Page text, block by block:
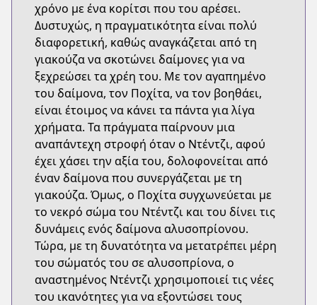
χρόνο με ένα κορίτσι που του αρέσει.
Δυστυχώς, η πραγματικότητα είναι πολύ
διαφορετική, καθώς αναγκάζεται από τη
γιακούζα να σκοτώνει δαίμονες για να
ξεχρεώσει τα χρέη του. Με τον αγαπημένο
του δαίμονα, τον Ποχίτα, να τον βοηθάει,
είναι έτοιμος να κάνει τα πάντα για λίγα
χρήματα. Τα πράγματα παίρνουν μια
αναπάντεχη στροφή όταν ο Ντέντζι, αφού
έχει χάσει την αξία του, δολοφονείται από
έναν δαίμονα που συνεργάζεται με τη
γιακούζα. Όμως, ο Ποχίτα συγχωνεύεται με
το νεκρό σώμα του Ντέντζι και του δίνει τις
δυνάμεις ενός δαίμονα αλυσοπρίονου.
Τώρα, με τη δυνατότητα να μετατρέπει μέρη
του σώματός του σε αλυσοπρίονα, ο
αναστημένος Ντέντζι χρησιμοποιεί τις νέες
του ικανότητες για να εξοντώσει τους